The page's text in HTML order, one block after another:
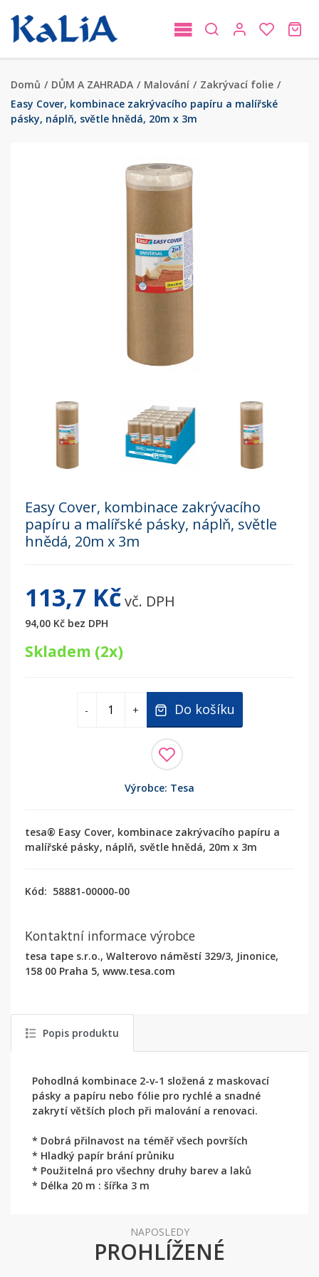
Domů / DŮM A ZAHRADA / Malování / Zakrývací folie /
Easy Cover, kombinace zakrývacího papíru a malířské
pásky, náplň, světle hnědá, 20m x 3m
Easy Cover, kombinace zakrývacího
papíru a malířské pásky, náplň, světle
hnědá, 20m x 3m
113,7 Kčvč. DPH
94,00 Kč bez DPH
Skladem (2x)
- + Do košíku
Výrobce: Tesa
tesa® Easy Cover, kombinace zakrývacího papíru a
malířské pásky, náplň, světle hnědá, 20m x 3m
Kód: 58881-00000-00
Kontaktní informace výrobce
tesa tape s.r.o., Walterovo náměstí 329/3, Jinonice,
158 00 Praha 5, www.tesa.com
Popis produktu
Pohodlná kombinace 2-v-1 složená z maskovací
pásky a papíru nebo fólie pro rychlé a snadné
zakrytí větších ploch při malování a renovaci.
* Dobrá přilnavost na téměř všech površích
* Hladký papír brání průniku
* Použitelná pro všechny druhy barev a laků
* Délka 20 m : šířka 3 m
NAPOSLEDY
PROHLÍŽENÉ